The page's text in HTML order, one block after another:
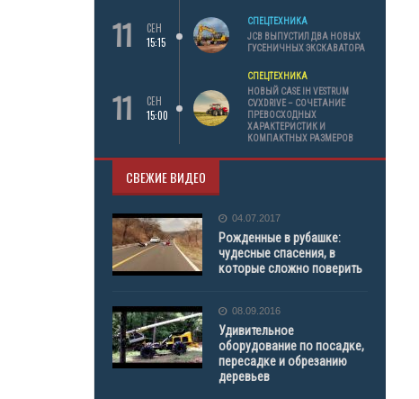
11
СЕН
15:15
СПЕЦТЕХНИКА
JCB ВЫПУСТИЛ ДВА НОВЫХ
ГУСЕНИЧНЫХ ЭКСКАВАТОРА
11
СЕН
15:00
СПЕЦТЕХНИКА
НОВЫЙ CASE IH VESTRUM
CVXDRIVE – СОЧЕТАНИЕ
ПРЕВОСХОДНЫХ
ХАРАКТЕРИСТИК И
КОМПАКТНЫХ РАЗМЕРОВ
СВЕЖИЕ ВИДЕО
04.07.2017
Рожденные в рубашке:
чудесные спасения, в
которые сложно поверить
08.09.2016
Удивительное
оборудование по посадке,
пересадке и обрезанию
деревьев